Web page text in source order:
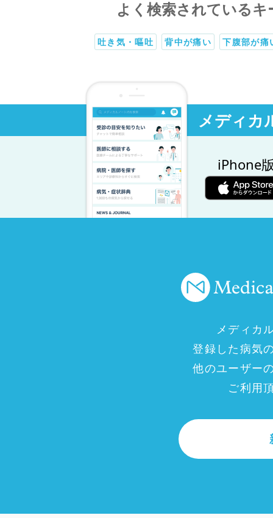
よく検索されているキ
吐き気・嘔吐 背中が痛い 下腹部が痛
メディカ
iPhone
メディカ
登録した病気
他のユーザー
ご利用